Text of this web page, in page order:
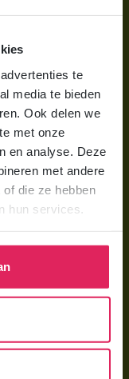
te
media te bieden
Ook delen we
met onze
en analyse. Deze
met andere
die ze hebben
hun services.